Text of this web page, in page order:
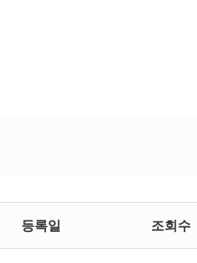
등록일 조회수